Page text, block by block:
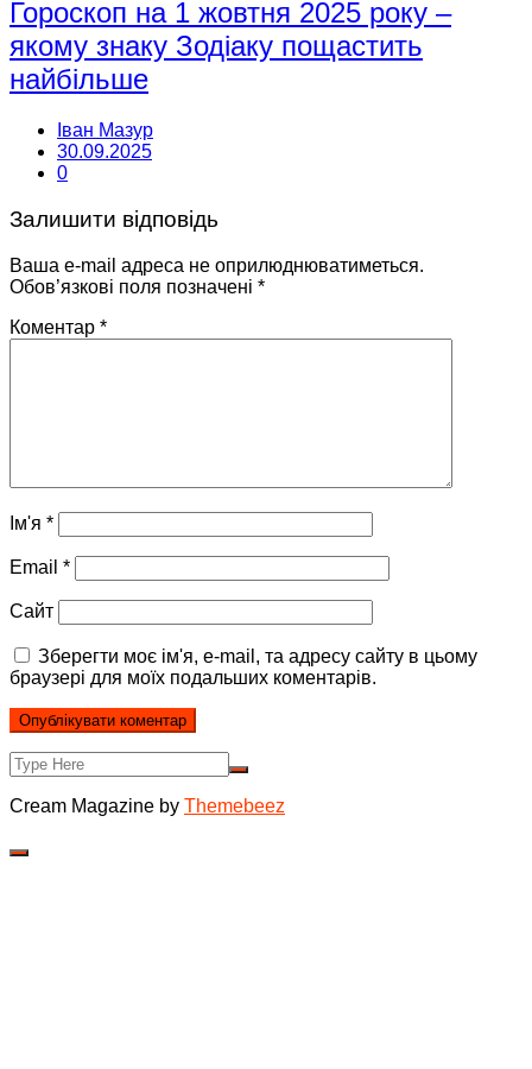
Гороскоп на 1 жовтня 2025 року –
якому знаку Зодіаку пощастить
найбільше
Іван Мазур
30.09.2025
0
Залишити відповідь
Ваша e-mail адреса не оприлюднюватиметься.
Обов’язкові поля позначені *
Коментар *
Ім'я *
Email *
Сайт
Зберегти моє ім'я, e-mail, та адресу сайту в цьому
браузері для моїх подальших коментарів.
Cream Magazine by Themebeez